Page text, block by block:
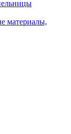
материалы,